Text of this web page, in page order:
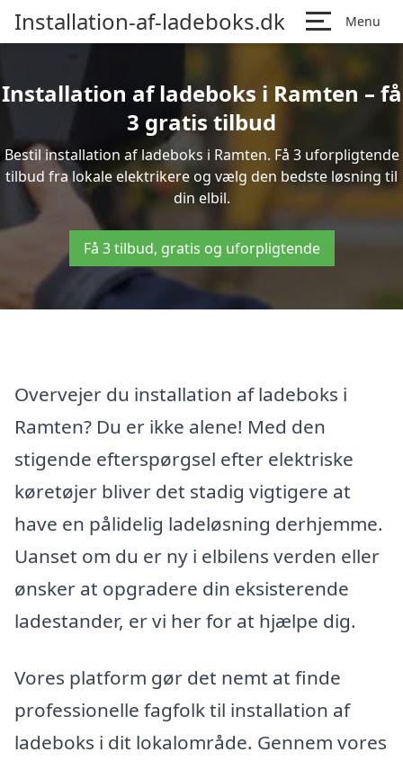
Installation-af-ladeboks.dk Menu
Installation af ladeboks i Ramten – få
3 gratis tilbud
Bestil installation af ladeboks i Ramten. Få 3 uforpligtende
tilbud fra lokale elektrikere og vælg den bedste løsning til
din elbil.
Få 3 tilbud, gratis og uforpligtende
Overvejer du installation af ladeboks i
Ramten? Du er ikke alene! Med den
stigende efterspørgsel efter elektriske
køretøjer bliver det stadig vigtigere at
have en pålidelig ladeløsning derhjemme.
Uanset om du er ny i elbilens verden eller
ønsker at opgradere din eksisterende
ladestander, er vi her for at hjælpe dig.
Vores platform gør det nemt at finde
professionelle fagfolk til installation af
ladeboks i dit lokalområde. Gennem vores